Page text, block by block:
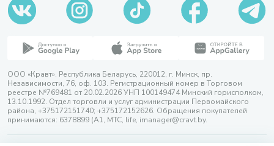
ООО «Кравт». Республика Беларусь, 220012, г. Минск, пр.
Независимости, 76, оф. 103. Регистрационный номер в Торговом
реестре №769481 от 20.02.2026 УНП 100149474 Минский горисполком,
13.10.1992. Отдел торговли и услуг администрации Первомайского
района, +375172151740; +375172152626. Обращения покупателей
принимаются: 6378899 (А1, МТС, life, imanager@cravt.by.